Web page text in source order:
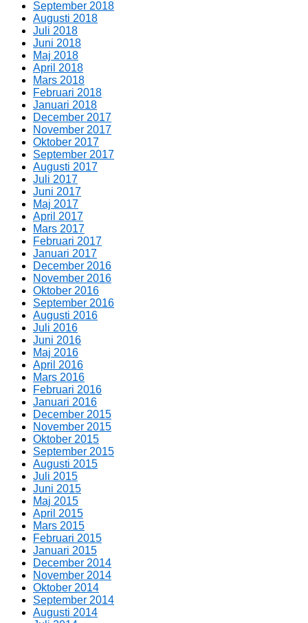
September 2018
Augusti 2018
Juli 2018
Juni 2018
Maj 2018
April 2018
Mars 2018
Februari 2018
Januari 2018
December 2017
November 2017
Oktober 2017
September 2017
Augusti 2017
Juli 2017
Juni 2017
Maj 2017
April 2017
Mars 2017
Februari 2017
Januari 2017
December 2016
November 2016
Oktober 2016
September 2016
Augusti 2016
Juli 2016
Juni 2016
Maj 2016
April 2016
Mars 2016
Februari 2016
Januari 2016
December 2015
November 2015
Oktober 2015
September 2015
Augusti 2015
Juli 2015
Juni 2015
Maj 2015
April 2015
Mars 2015
Februari 2015
Januari 2015
December 2014
November 2014
Oktober 2014
September 2014
Augusti 2014